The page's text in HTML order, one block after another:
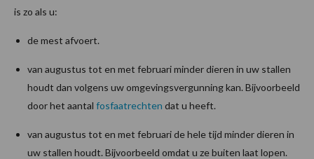
is zo als u:
de mest afvoert.
van augustus tot en met februari minder dieren in uw stallen
houdt dan volgens uw omgevingsvergunning kan. Bijvoorbeeld
door het aantal fosfaatrechten dat u heeft.
van augustus tot en met februari de hele tijd minder dieren in
uw stallen houdt. Bijvoorbeeld omdat u ze buiten laat lopen.